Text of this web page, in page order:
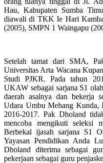
Hau, Kabupaten Sumba
diawali di TKK Ie Hari
(2005), SMPN 1 Waingapu
Setelah tamat dari SMA,
Universitas Arta Wacana
Studi PJKR. Pada tahun
UKAW sebagai sarjana S1
daerah asalnya dan bekerja
Udara Umbu Mehang Kunda,
2016-2017. Pak Dholand
mencoba mengikuti seleksi
Berbekal ijasah sarjana S1
Yayasan Pendidikan Anda
Dholand diterima sebagai
pekerjaan sebagai guru